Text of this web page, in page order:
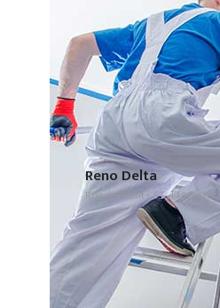
Reno Delta
Rue des Ponts 53, 4430 Ans